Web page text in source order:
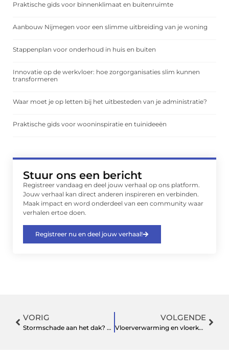
Praktische gids voor binnenklimaat en buitenruimte
Aanbouw Nijmegen voor een slimme uitbreiding van je woning
Stappenplan voor onderhoud in huis en buiten
Innovatie op de werkvloer: hoe zorgorganisaties slim kunnen
transformeren
Waar moet je op letten bij het uitbesteden van je administratie?
Praktische gids voor wooninspiratie en tuinideeën
Stuur ons een bericht
Registreer vandaag en deel jouw verhaal op ons platform.
Jouw verhaal kan direct anderen inspireren en verbinden.
Maak impact en word onderdeel van een community waar
verhalen ertoe doen.
Registreer nu en deel jouw verhaal!
VORIG
Stormschade aan het dak? Zo zorgt een dakdekker voor snel herstel en langdurige garantie
VOLGENDE
Vloerverwarming en vloerkeuze: hoe kiest u de juiste combinatie voor comfort?